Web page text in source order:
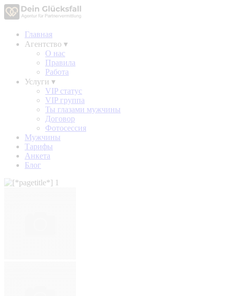
Главная
Агентство ▾
О нас
Правила
Работа
Услуги ▾
VIP статус
VIP группа
Ты глазами мужчины
Договор
Фотосессия
Мужчины
Тарифы
Анкета
Блог